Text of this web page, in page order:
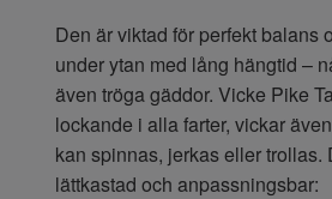
Den är viktad för perfekt balans
under ytan med lång hängtid –
även tröga gäddor. Vicke Pike
lockande i alla farter, vickar
kan spinnas, jerkas eller trollas.
lättkastad och anpassningsbar: